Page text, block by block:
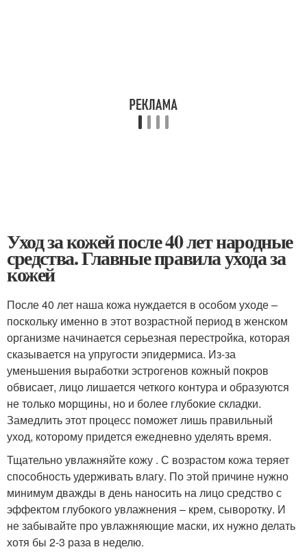
Уход за кожей после 40 лет народные
средства. Главные правила ухода за
кожей
После 40 лет наша кожа нуждается в особом уходе –
поскольку именно в этот возрастной период в женском
организме начинается серьезная перестройка, которая
сказывается на упругости эпидермиса. Из-за
уменьшения выработки эстрогенов кожный покров
обвисает, лицо лишается четкого контура и образуются
не только морщины, но и более глубокие складки.
Замедлить этот процесс поможет лишь правильный
уход, которому придется ежедневно уделять время.
Тщательно увлажняйте кожу . С возрастом кожа теряет
способность удерживать влагу. По этой причине нужно
минимум дважды в день наносить на лицо средство с
эффектом глубокого увлажнения – крем, сыворотку. И
не забывайте про увлажняющие маски, их нужно делать
хотя бы 2-3 раза в неделю.